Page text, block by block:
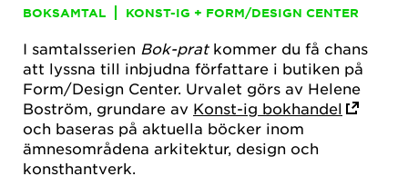
BOKSAMTAL KONST-IG + FORM/DESIGN CENTER
I samtalsserien Bok-pratkommer du få chans
att lyssna till inbjudna författare i butiken på
Form/Design Center. Urvalet görs av Helene
Boström, grundare av Konst-ig bokhandel
och baseras på aktuella böcker inom
ämnesområdena arkitektur, design och
konsthantverk.